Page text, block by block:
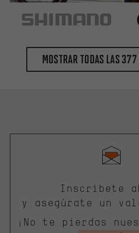
Mostrar todas las 377
Inscríbete
y asegúrate un
¡No te pierdas